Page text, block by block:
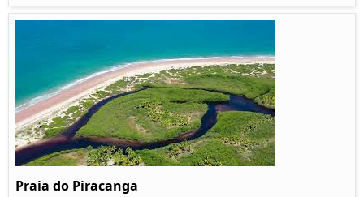
Praia do Piracanga